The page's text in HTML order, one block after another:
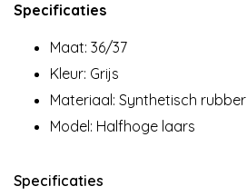
Specificaties
Maat: 36/37
Kleur: Grijs
Materiaal: Synthetisch rubber
Model: Halfhoge laars
Specificaties